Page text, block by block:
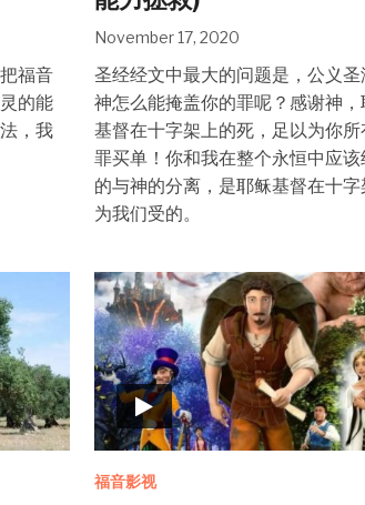
福音
的能
，我
November 17, 2020
圣经经文中最大的问题是，公义圣
神怎么能掩盖你的罪呢？感谢神，
基督在十字架上的死，足以为你所
罪买单！你和我在整个永恒中应该
的与神的分离，是耶稣基督在十字
为我们受的。
福音影视